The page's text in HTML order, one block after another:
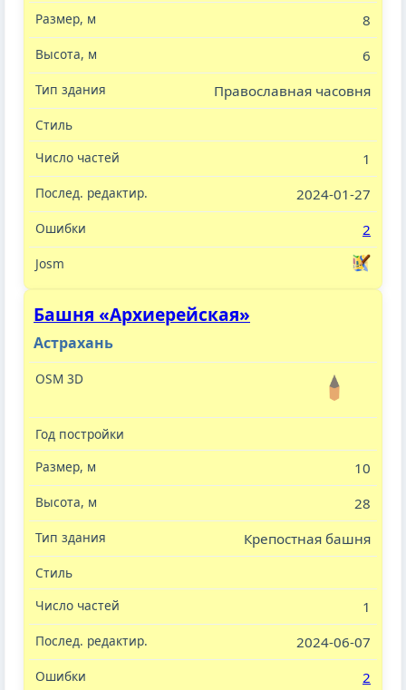
8
6
Православная часовня
1
2024-01-27
2
Башня «Архиерейская»
Астрахань
10
28
Крепостная башня
1
2024-06-07
2